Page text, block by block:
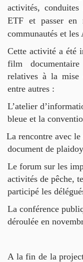
activités,
ETF et passer en
communautés et
Cette activité a été
film
relatives à la
entre autres :
L’atelier
bleue et la
La rencontre avec
document de
Le forum sur les
activités de pêche,
participé les
La conférence
déroulée en
A la fin de la